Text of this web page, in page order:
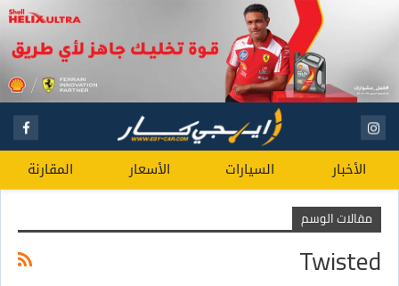
الأخبار السيارات الأسعار المقارنة
مقالات الوسم
Twisted